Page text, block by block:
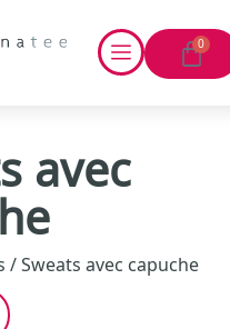
0
avec
/ Sweats avec capuche